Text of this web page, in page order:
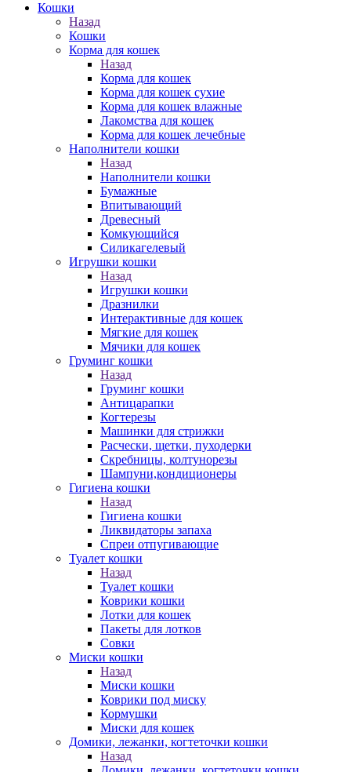
Кошки
Назад
Кошки
Корма для кошек
Назад
Корма для кошек
Корма для кошек сухие
Корма для кошек влажные
Лакомства для кошек
Корма для кошек лечебные
Наполнители кошки
Назад
Наполнители кошки
Бумажные
Впитывающий
Древесный
Комкующийся
Силикагелевый
Игрушки кошки
Назад
Игрушки кошки
Дразнилки
Интерактивные для кошек
Мягкие для кошек
Мячики для кошек
Груминг кошки
Назад
Груминг кошки
Антицарапки
Когтерезы
Машинки для стрижки
Расчески, щетки, пуходерки
Скребницы, колтунорезы
Шампуни,кондиционеры
Гигиена кошки
Назад
Гигиена кошки
Ликвидаторы запаха
Спреи отпугивающие
Туалет кошки
Назад
Туалет кошки
Коврики кошки
Лотки для кошек
Пакеты для лотков
Совки
Миски кошки
Назад
Миски кошки
Коврики под миску
Кормушки
Миски для кошек
Домики, лежанки, когтеточки кошки
Назад